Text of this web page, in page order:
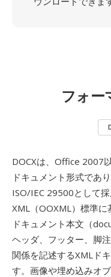
フォー
DOCXは、Office 2007
ドキュメント形式であ
ISO/IEC 29500として
XML（OOXML）標準
ドキュメント本文（
ヘッダ、フッター、脚
関係を記述するXMLド
す。画像や埋め込みオ